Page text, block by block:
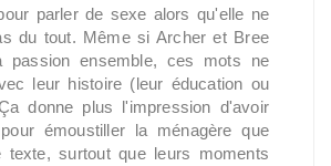
parler de sexe alors qu'elle ne
du tout. Même si Archer et Bree
passion ensemble, ces mots ne
leur histoire (leur éducation ou
donne plus l'impression d'avoir
émoustiller la ménagère que
texte, surtout que leurs moments